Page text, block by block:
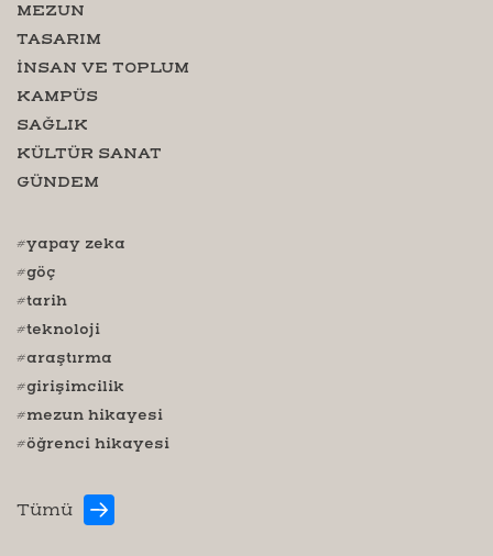
MEZUN
TASARIM
İNSAN VE TOPLUM
KAMPÜS
SAĞLIK
KÜLTÜR SANAT
GÜNDEM
#yapay zeka
#göç
#tarih
#teknoloji
#araştırma
#girişimcilik
#mezun hikayesi
#öğrenci hikayesi
Tümü